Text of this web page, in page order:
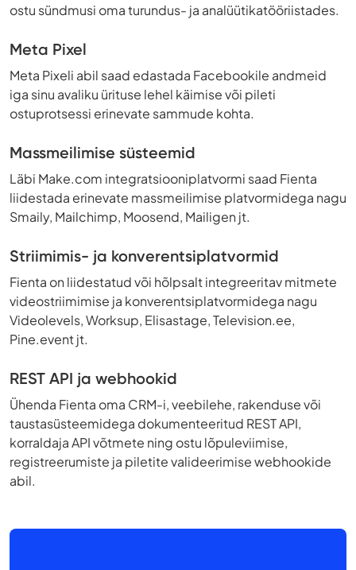
ostu sündmusi oma turundus- ja analüütikatööriistades.
Meta Pixel
Meta Pixeli abil saad edastada Facebookile andmeid
iga sinu avaliku ürituse lehel käimise või pileti
ostuprotsessi erinevate sammude kohta.
Massmeilimise süsteemid
Läbi Make.com integratsiooniplatvormi saad Fienta
liidestada erinevate massmeilimise platvormidega nagu
Smaily, Mailchimp, Moosend, Mailigen jt.
Striimimis- ja konverentsiplatvormid
Fienta on liidestatud või hõlpsalt integreeritav mitmete
videostriimimise ja konverentsiplatvormidega nagu
Videolevels, Worksup, Elisastage, Television.ee,
Pine.event jt.
REST API ja webhookid
Ühenda Fienta oma CRM-i, veebilehe, rakenduse või
taustasüsteemidega dokumenteeritud REST API,
korraldaja API võtmete ning ostu lõpuleviimise,
registreerumiste ja piletite valideerimise webhookide
abil.